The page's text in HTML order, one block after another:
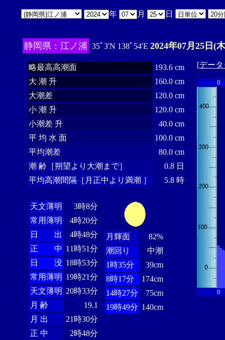
年 月 日
静岡県：江ノ浦 35ﾟ3'N 138ﾟ54'E 2024年07月25日(
略最高高潮面
193.6 cm
大 潮 升
160.0 cm
大潮差
120.0 cm
小 潮 升
120.0 cm
小潮差 升
40.0 cm
平 均 水 面
100.0 cm
平均潮差
80.0 cm
潮 齢［朔望より大潮まで］
0.8 日
平均高潮間隔［月正中より満潮 ］
5.8 時
天文薄明
3時8分
常用薄明
4時20分
日 出
4時48分
正 中 11時51分
日 没 18時53分
常用薄明 19時21分
天文薄明 20時33分
月 齢
19.1
月 出
21時30分
正 中
2時48分
月輝面
82%
潮回り
中潮
1時35分
39cm
8時17分
174cm
14時27分
75cm
19時49分 140cm
[デー
0
0